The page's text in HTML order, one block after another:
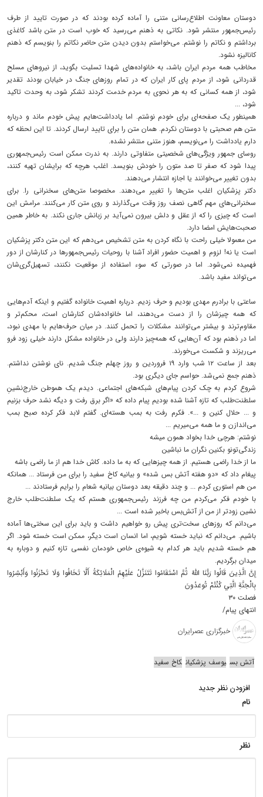
دوستان معاونت اطلاع‌رسانی متنی را آماده کرده بودند که در صورت تایید از طرف
رئیس‌جمهور منتشر شود. نکاتی به ذهنم می‌رسید که خوب است در متن باشد کاغذی
برداشتم و نکاتم را نوشتم. می‌خواستم بدون دیدن متن حاضر نکاتم را بنویسم که ذهنم
کانالیزه نشود.
مخاطب همه مردم ایران باشد، به خانواده‌های شهدا تسلیت بگوید، از نیروهای مسلح
قدردانی شود، از مردم پای کار ایران که در تمام روزهای جنگ در خیابان بودند تقدیر
شود، از همه کسانی که به هر نحوی به مردم خدمت کردند تشکر شود، به وحدت تاکید
شود، ..‌.
همینطور یک صفحه‌ای برای خودم نوشتم. اما یادداشت‌هایم پیش خودم ماند و درباره
متن هم صحبتی با دوستان نکردم. همان متن را برای تایید ارسال کردند. تا این لحظه که
دارم یادداشت را می‌نویسم، هنوز متنی منتشر نشده‌.
روسای جمهور ویژگی‌های شخصیتی متفاوتی دارند. به ندرت ممکن است رئیس‌جمهوری
پیدا شود که صفر تا صد متون را خودش بنویسد. اغلب هرچه که برایشان تهیه کنند،
بدون تغییر می‌خوانند یا اجازه انتشار می‌دهند.
دکتر پزشکیان اغلب متن‌ها را تغییر می‌دهند. مخصوصا متن‌های سخنرانی را. برای
سخنرانی‌های مهم گاهی نصف روز وقت می‌گذارند و روی متن کار می‌کنند. مرامش این
است که چیزی را که از عقل و دلش بیرون نمی‌آید بر زبانش جاری نکند. به خاطر همین
صحبت‌هایش امضا دارد.
من معمولا خیلی راحت با نگاه کردن به متن تشخیص می‌دهم که این متن دکتر پزشکیان
است یا نه! لزوم و اهمیت حضور افراد آشنا با روحیات رئیس‌جمهورها در کنارشان از دور
فهمیده نمی‌شود. اما در صورتی که سوء استفاده از موقعیت نکنند، تسهیل‌گری‌شان
می‌تواند مفید باشد.
ساعتی با برادرم مهدی بودیم و حرف زدیم. درباره اهمیت خانواده گفتیم و اینکه آدم‌هایی
که همه چیزشان را از دست می‌دهند، اما خانواده‌شان کنارشان است، محکم‌تر و
مقاوم‌ترند و بیشتر می‌توانند مشکلات را تحمل کنند. در میان حرف‌هایم با مهدی نبود،
اما در ذهنم بود که آن‌هایی که همه‌چیز دارند ولی در خانواده مشکل دارند خیلی زود فرو
می‌ریزند و شکست می‌خورند.
بعد از ساعت ۱۲ شب وارد ۱۹ فروردین و روز چهلم جنگ شدیم. نای نوشتن نداشتم.
ذهنم جمع نمی‌شد. حواسم جای دیگری بود.
شروع کردم به چک کردن پیام‌های شبکه‌های اجتماعی. دیدم یک هموطن خارج‌نشینِ
سلطنت‌طلب که تازه آشنا شده بودیم پیام داده که «اگر برق رفت و دیگه نشد حرف بزنیم
و ... حلال کنین و ...». فکرم رفت به بمب هسته‌ای. گفتم لابد فکر کرده صبح بمب
می‌اندازن و ما همه می‌میریم ...
نوشتم: هرچی خدا بخواد همون میشه
زندگی‌تونو بکنین نگران ما نباشین
ما از خدا راضی هستیم. از همه چیزهایی که به ما داده. کاش خدا هم از ما راضی باشه
پیغام داد که «دو هفته آتش بس شده» و بیانیه کاخ سفید را برای من فرستاد ... همانکه
من هم استوری کردم ... و چند دقیقه بعد دوستان بیانیه شعام را برایم فرستادند ...
با خودم فکر می‌کردم من چه فرزند رئیس‌جمهوری هستم که یک سلطنت‌طلب خارج
نشین زودتر از من از آتش‌بس باخبر شده است ...
می‌دانم که روزهای سخت‌تری پیش رو خواهیم داشت و باید برای این سختی‌ها آماده
باشیم. می‌دانم که نباید خسته شویم، اما انسان است دیگر، ممکن است خسته شود. اگر
هم خسته شدیم باید هر کدام به شیوه‌ی خاص خودمان نفسی تازه ‌کنیم و دوباره به
میدان برگردیم.
إِنَّ الَّذِينَ قَالُوا رَبُّنَا اللَّهُ ثُمَّ اسْتَقَامُوا تَتَنَزَّلُ عَلَيْهِمُ الْمَلَائِكَةُ أَلَّا تَخَافُوا وَلَا تَحْزَنُوا وَأَبْشِرُوا
بِالْجَنَّةِ الَّتِي كُنْتُمْ تُوعَدُونَ
فصلت ۳۰
انتهای پیام/
خبرگزاری عصرایران
آتش بس یوسف پزشکیان کاخ سفید
افزودن نظر جدید
نام
نظر